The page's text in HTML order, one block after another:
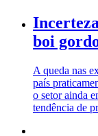
boi
A queda nas
país
o setor ainda
tendência de